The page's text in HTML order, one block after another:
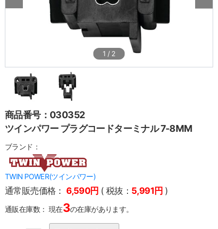
1 / 2
商品番号：030352
ツインパワー プラグコードターミナル 7-8MM
ブランド：
TWIN POWER(ツインパワー)
通常販売価格： 6,590円 ( 税抜： 5,991円 )
通販在庫数： 現在3の在庫があります。